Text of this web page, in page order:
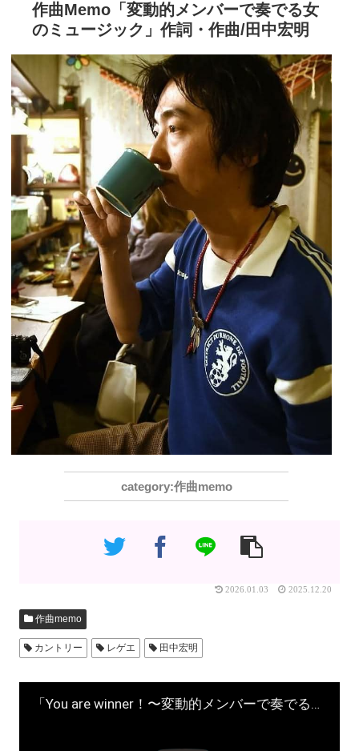
作曲Memo「変動的メンバーで奏でる女
のミュージック」作詞・作曲/田中宏明
作曲memo
2026.01.03 2025.12.20
作曲memo
カントリー レゲエ 田中宏明
「You are winner！〜変動的メンバーで奏でる女のミュージック」作詞・作 曲/田中宏明 #shorts #サイドカー #zine